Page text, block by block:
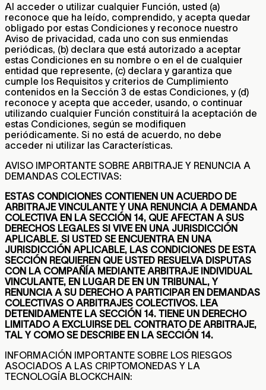
Al acceder o utilizar cualquier Función, usted (a)
reconoce que ha leído, comprendido, y acepta quedar
obligado por estas Condiciones y reconoce nuestro
Aviso de privacidad, cada uno con sus enmiendas
periódicas, (b) declara que está autorizado a aceptar
estas Condiciones en su nombre o en el de cualquier
entidad que represente, (c) declara y garantiza que
cumple los Requisitos y criterios de Cumplimiento
contenidos en la Sección 3 de estas Condiciones, y (d)
reconoce y acepta que acceder, usando, o continuar
utilizando cualquier Función constituirá la aceptación de
estas Condiciones, según se modifiquen
periódicamente. Si no está de acuerdo, no debe
acceder ni utilizar las Características.
AVISO IMPORTANTE SOBRE ARBITRAJE Y RENUNCIA A
DEMANDAS COLECTIVAS:
ESTAS CONDICIONES CONTIENEN UN ACUERDO DE
ARBITRAJE VINCULANTE Y UNA RENUNCIA A DEMANDA
COLECTIVA EN LA SECCIÓN 14, QUE AFECTAN A SUS
DERECHOS LEGALES SI VIVE EN UNA JURISDICCIÓN
APLICABLE. SI USTED SE ENCUENTRA EN UNA
JURISDICCIÓN APLICABLE, LAS CONDICIONES DE ESTA
SECCIÓN REQUIEREN QUE USTED RESUELVA DISPUTAS
CON LA COMPAÑÍA MEDIANTE ARBITRAJE INDIVIDUAL
VINCULANTE, EN LUGAR DE EN UN TRIBUNAL, Y
RENUNCIA A SU DERECHO A PARTICIPAR EN DEMANDAS
COLECTIVAS O ARBITRAJES COLECTIVOS. LEA
DETENIDAMENTE LA SECCIÓN 14. TIENE UN DERECHO
LIMITADO A EXCLUIRSE DEL CONTRATO DE ARBITRAJE,
TAL Y COMO SE DESCRIBE EN LA SECCIÓN 14.
INFORMACIÓN IMPORTANTE SOBRE LOS RIESGOS
ASOCIADOS A LAS CRIPTOMONEDAS Y LA
TECNOLOGÍA BLOCKCHAIN: